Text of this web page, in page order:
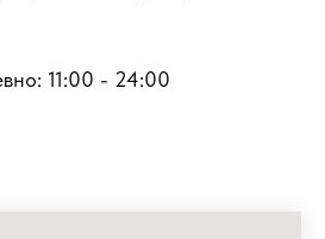
11:00 - 24:00